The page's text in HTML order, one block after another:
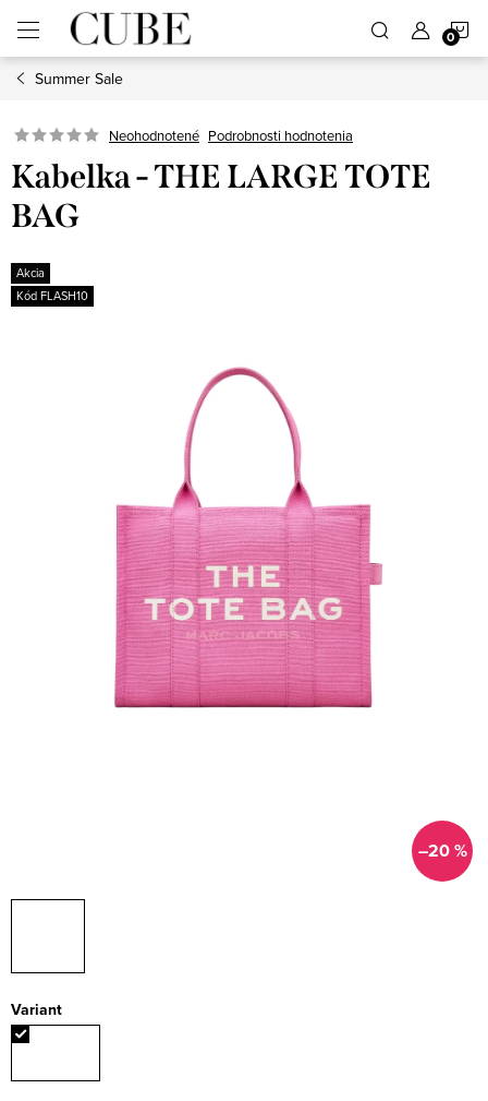
obsah
Summer Sale
Neohodnotené Podrobnosti hodnotenia
Kabelka - THE LARGE TOTE
BAG
Akcia
Kód FLASH10
–20 %
Variant